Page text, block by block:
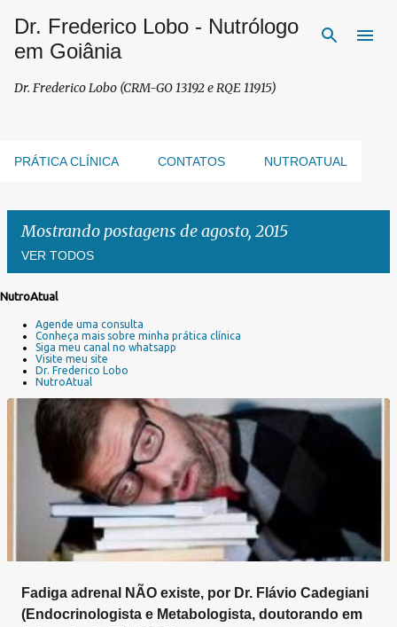
Pular para o conteúdo principal
Dr. Frederico Lobo - Nutrólogo
em Goiânia
Dr. Frederico Lobo (CRM-GO 13192 e RQE 11915)
PRÁTICA CLÍNICA CONTATOS NUTROATUAL
Mostrando postagens de agosto, 2015
VER TODOS
g
NutroAtual
Agende uma consulta
Conheça mais sobre minha prática clínica
Siga meu canal no whatsapp
Visite meu site
Dr. Frederico Lobo
NutroAtual
Fadiga adrenal NÃO existe, por Dr. Flávio Cadegiani
(Endocrinologista e Metabologista, doutorando em